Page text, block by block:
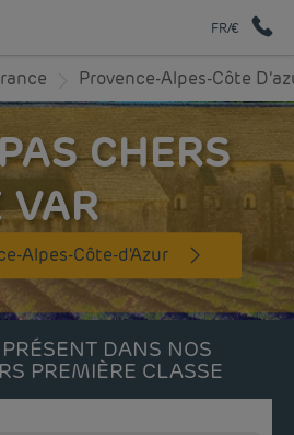
FR/€
Provence-Alpes-Côte
CHERS
VAR
Alpes-Côte-d'Azur
DANS NOS
PREMIÈRE CLASSE